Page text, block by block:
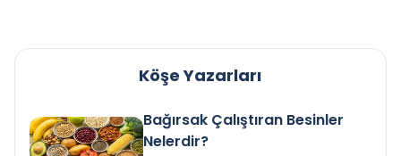
Köşe Yazarları
Bağırsak Çalıştıran Besinler
Nelerdir?